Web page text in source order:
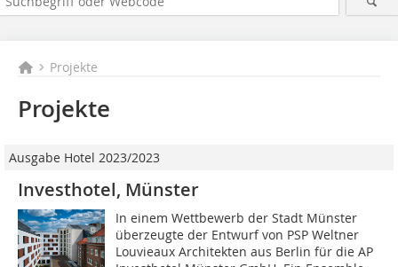
Projekte
Projekte
Ausgabe Hotel 2023/2023
Investhotel, Münster
In einem Wettbewerb der Stadt Münster
überzeugte der Entwurf von PSP Weltner
Louvieaux Architekten aus Berlin für die AP